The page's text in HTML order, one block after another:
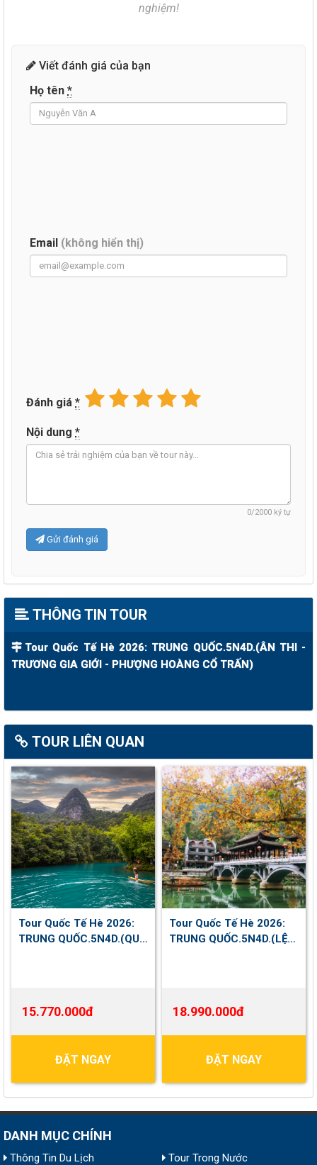
nghiệm!
Viết đánh giá của bạn
Họ tên *
Email (không hiển thị)
Đánh giá *
Nội dung *
0/2000 ký tự
Gửi đánh giá
THÔNG TIN TOUR
Tour Quốc Tế Hè 2026: TRUNG QUỐC.5N4D.(ÂN THI -
TRƯƠNG GIA GIỚI - PHƯỢNG HOÀNG CỔ TRẤN)
TOUR LIÊN QUAN
Tour Quốc Tế Hè 2026:
TRUNG QUỐC.5N4D.(QUÝ
15.770.000đ
ĐẶT NGAY
Tour Quốc Tế Hè 2026:
TRUNG QUỐC.5N4D.(LỆ
18.990.000đ
ĐẶT NGAY
DANH MỤC CHÍNH
Thông Tin Du Lịch
Tour Trong Nước